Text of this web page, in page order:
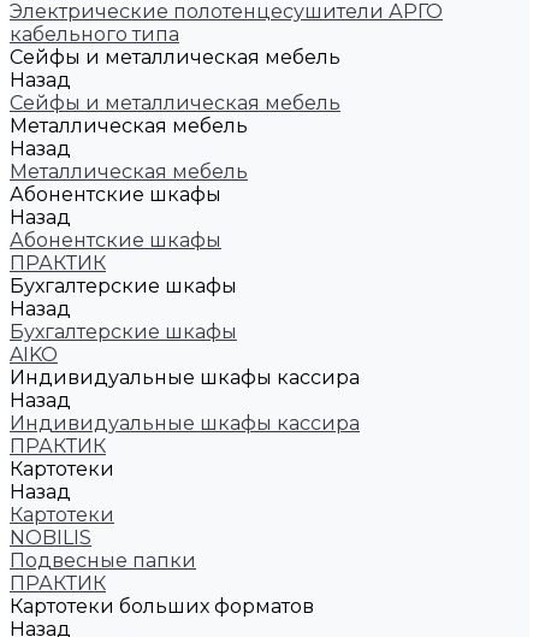
Электрические полотенцесушители АРГО
кабельного типа
Сейфы и металлическая мебель
Назад
Сейфы и металлическая мебель
Металлическая мебель
Назад
Металлическая мебель
Абонентские шкафы
Назад
Абонентские шкафы
ПРАКТИК
Бухгалтерские шкафы
Назад
Бухгалтерские шкафы
AIKO
Индивидуальные шкафы кассира
Назад
Индивидуальные шкафы кассира
ПРАКТИК
Картотеки
Назад
Картотеки
NOBILIS
Подвесные папки
ПРАКТИК
Картотеки больших форматов
Назад